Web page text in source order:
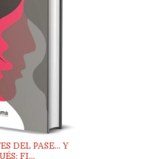
DEL PASE... Y
FI...